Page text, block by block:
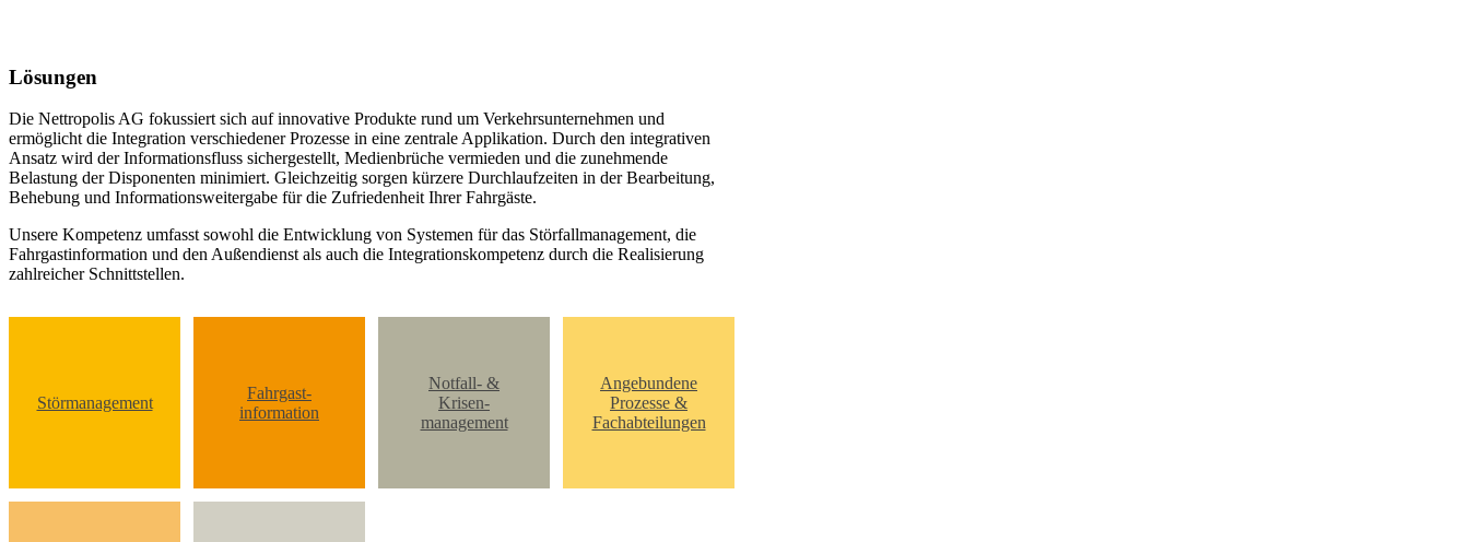
Lösungen
Die Nettropolis AG fokussiert sich auf innovative Produkte rund um Verkehrsunternehmen und
ermöglicht die Integration verschiedener Prozesse in eine zentrale Applikation. Durch den integrativen
Ansatz wird der Informationsfluss sichergestellt, Medienbrüche vermieden und die zunehmende
Belastung der Disponenten minimiert. Gleichzeitig sorgen kürzere Durchlaufzeiten in der Bearbeitung,
Behebung und Informationsweitergabe für die Zufriedenheit Ihrer Fahrgäste.
Unsere Kompetenz umfasst sowohl die Entwicklung von Systemen für das Störfallmanagement, die
Fahrgastinformation und den Außendienst als auch die Integrationskompetenz durch die Realisierung
zahlreicher Schnittstellen.
Störmanagement
Fahrgast-
information
Notfall- &
Krisen-
management
Angebundene
Prozesse &
Fachabteilungen